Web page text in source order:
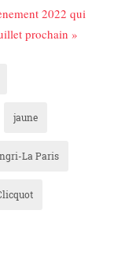
2022 qui
prochain »
jaune
La Paris